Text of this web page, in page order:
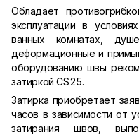
Обладает
эксплуатации в
ванных комнатах,
деформационные и
оборудованию швы
затиркой CS25.
Затирка приобретает
часов в зависимости от
затирания швов,